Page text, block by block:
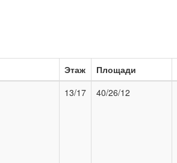
Этаж Площади
13/17 40/26/12